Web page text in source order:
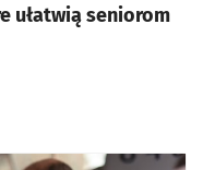
ułatwią seniorom